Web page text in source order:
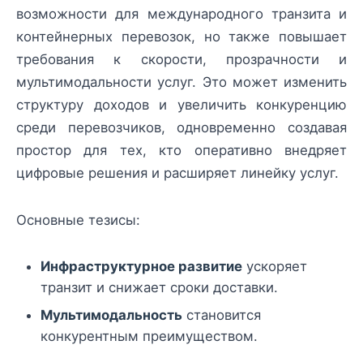
возможности для международного транзита и
контейнерных перевозок, но также повышает
требования к скорости, прозрачности и
мультимодальности услуг. Это может изменить
структуру доходов и увеличить конкуренцию
среди перевозчиков, одновременно создавая
простор для тех, кто оперативно внедряет
цифровые решения и расширяет линейку услуг.
Основные тезисы:
Инфраструктурное развитие ускоряет
транзит и снижает сроки доставки.
Мультимодальность становится
конкурентным преимуществом.